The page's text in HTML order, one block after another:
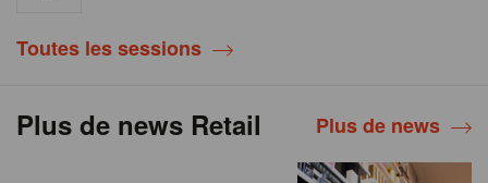
Toutes les sessions
Plus de news Retail Plus de news